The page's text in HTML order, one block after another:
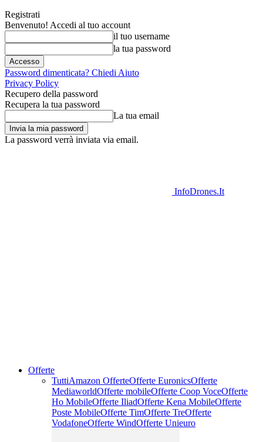
Registrati
Benvenuto! Accedi al tuo account
il tuo username
la tua password
Password dimenticata? Chiedi Aiuto
Privacy Policy
Recupero della password
Recupera la tua password
La tua email
La password verrà inviata via email.
InfoDrones.It
Offerte
TuttiAmazon OfferteOfferte EuronicsOfferte
MediaworldOfferte mobileOfferte Coop VoceOfferte
Ho MobileOfferte IliadOfferte Kena MobileOfferte
Poste MobileOfferte TimOfferte TreOfferte
VodafoneOfferte WindOfferte Unieuro